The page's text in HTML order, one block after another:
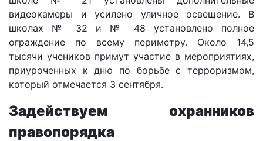
видеокамеры и усилено уличное освещение. В
школах № 32 и № 48 установлено полное
ограждение по всему периметру. Около 14,5
тысячи учеников примут участие в мероприятиях,
приуроченных к дню по борьбе с терроризмом,
который отмечается 3 сентября.
Задействуем охранников
правопорядка